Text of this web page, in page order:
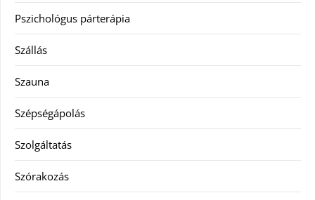
Pszichológus párterápia
Szállás
Szauna
Szépségápolás
Szolgáltatás
Szórakozás